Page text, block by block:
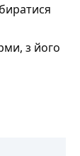
з його